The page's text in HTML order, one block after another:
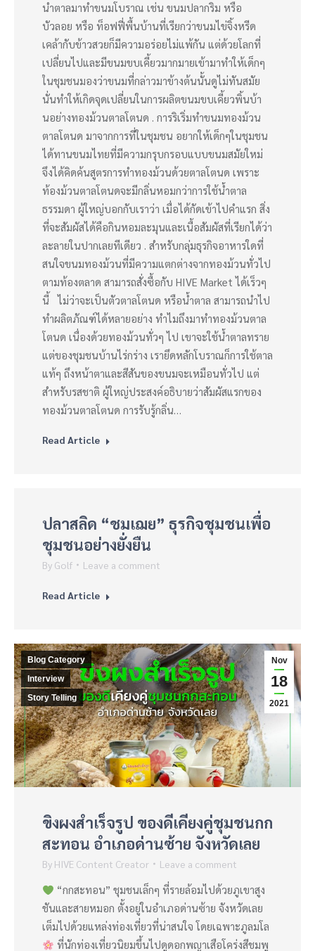
นำตาลมาทำขนมโบราณ เช่น ขนมปลากริม หรือ
บัวลอย หรือ ท็อฟฟี่พื้นบ้านที่เรียกว่าขนมไข่จิ้งหรีด
เคล้ากับข้าวสวยก็มีความอร่อยไม่แพ้กัน แต่ด้วยโลกที่
เปลี่ยนไปและมีขนมขบเคี้ยวมากมายเข้ามาทำให้เด็กๆ
ในชุมชนมองว่าขนมที่กล่าวมาข้างต้นนั้นดูไม่ทันสมัย
นั่นทำให้เกิดจุดเปลี่ยนในการผลิตขนมขบเคี้ยวพิ้นบ้า
นอย่างทองม้วนตาลโตนด . การริเริ่มทำขนมทองม้วน
ตาลโตนด มาจากการที่ในชุมชน อยากให้เด็กๆในชุมชน
ได้ทานขนมไทยที่มีความกรุบกรอบแบบขนมสมัยใหม่
จึงได้คิดค้นสูตรการทำทองม้วนด้วยตาลโตนด เพราะ
ท้องม้วนตาลโตนดจะมีกลิ่นหอมกว่าการใช้น้ำตาล
ธรรมดา ผู้ใหญ่บอกกับเราว่า เมื่อได้กัดเข้าไปคำแรก สิ่ง
ที่จะสัมผัสได้คือกินหอมละมุนและเนื้อสัมผัสที่เรียกได้ว่า
ละลายในปากเลยทีเดียว . สำหรับกลุ่มธุรกิจอาหารใดที่
สนใจขนมทองม้วนที่มีความแตกต่างจากทองม้วนทั่วไป
ตามท้องตลาด สามารถสั่งซื้อกับ HIVE Market ได้เร็วๆ
นี้ ไม่ว่าจะเป็นตัวตาลโตนด หรือน้ำตาล สามารถนำไป
ทำผลิตภัณฑ์ได้หลายอย่าง ทำไมถึงมาทำทองม้วนตาล
โตนด เนื่องด้วยทองม้วนทั่วๆ ไป เขาจะใช้น้ำตาลทราย
แต่ของชุมชนบ้านไร่กร่าง เรายึดหลักโบราณก็การใช้ตาล
แท้ๆ ถึงหน้าตาและสีสันของขนมจะเหมือนทั่วไป แต่
สำหรับรสชาติ ผู้ใหญ่ประสงค์อธิบายว่าสัมผัสแรกของ
ทองม้วนตาลโตนด การรับรู้กลิ่น…
Read Article
ปลาสลิด “ชมเฌย” ธุรกิจชุมชนเพื่อ
ชุมชนอย่างยั่งยืน
By Golf Leave a comment
Read Article
Nov
18
2021
Blog Category
Interview
Story Telling
ขิงผงสำเร็จรูป ของดีเคียงคู่ชุมชนกก
สะทอน อำเภอด่านซ้าย จังหวัดเลย
By HIVE Content Creator Leave a comment
“กกสะทอน” ชุมชนเล็กๆ ที่รายล้อมไปด้วยภูเขาสูง
ชันและสายหมอก ตั้งอยู่ในอำเภอด่านซ้าย จังหวัดเลย
เต็มไปด้วยแหล่งท่องเที่ยวที่น่าสนใจ โดยเฉพาะภูลมโล
ที่นักท่องเที่ยวนิยมขึ้นไปดูดอกพญาเสือโคร่งสีชมพู